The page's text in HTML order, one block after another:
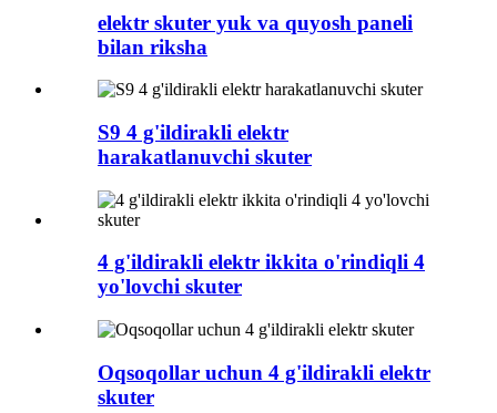
elektr skuter yuk va quyosh paneli
bilan riksha
S9 4 g'ildirakli elektr
harakatlanuvchi skuter
4 g'ildirakli elektr ikkita o'rindiqli 4
yo'lovchi skuter
Oqsoqollar uchun 4 g'ildirakli elektr
skuter